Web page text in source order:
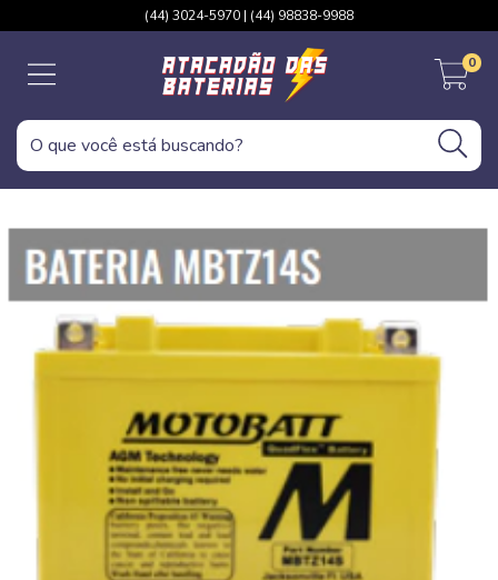
(44) 3024-5970 | (44) 98838-9988
0